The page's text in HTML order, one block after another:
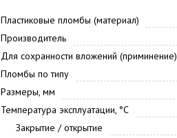
Пластиковые пломбы (материал)
Производитель
Для сохранности вложений (приминение)
Пломбы по типу
Размеры, мм
Температура эксплуатации, °С
Закрытие / открытие